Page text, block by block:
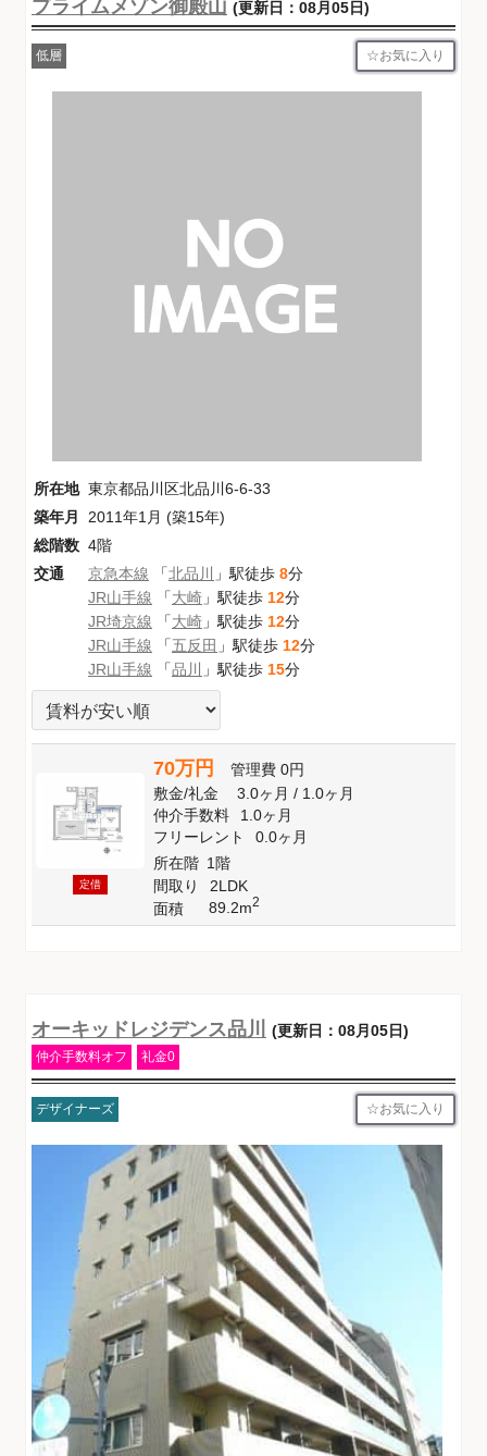
プライムメゾン御殿山 (更新日：08月05日)
低層 お気に入り
所在地 東京都品川区北品川6-6-33
築年月
2011年1月 (築15年)
総階数 4階
交通
京急本線 「北品川 」駅徒歩 8分
JR山手線 「大崎 」駅徒歩 12分
JR埼京線 「大崎 」駅徒歩 12分
JR山手線 「五反田 」駅徒歩 12分
JR山手線 「品川 」駅徒歩 15分
定借
70万円 管理費 0円
敷金/礼金 3.0ヶ月/ 1.0ヶ月
仲介手数料
1.0ヶ月
フリーレント
0.0ヶ月
所在階 1階
間取り
2LDK
面積
89.2m2
オーキッドレジデンス品川 (更新日：08月05日)
仲介手数料オフ 礼金0
デザイナーズ お気に入り